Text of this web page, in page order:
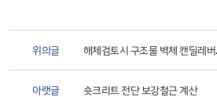
위의글
해체검토시 구조물 벽체 캔딜레버
관련입니다.
아랫글 숏크리트 전단 보강철근 계산